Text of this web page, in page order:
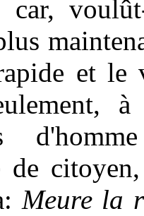
car,
et le
de
Meure la